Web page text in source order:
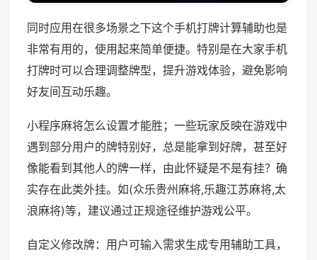
同时应用在很多场景之下这个手机打牌计算辅助也是
非常有用的，使用起来简单便捷。特别是在大家手机
打牌时可以合理调整牌型，提升游戏体验，避免影响
好友间互动乐趣。
小程序麻将怎么设置才能胜；一些玩家反映在游戏中
遇到部分用户的牌特别好，总是能拿到好牌，甚至好
像能看到其他人的牌一样，由此怀疑是不是有挂？确
实存在此类外挂。如(众乐贵州麻将,乐趣江苏麻将,太
浪麻将)等，建议通过正规途径维护游戏公平。
自定义修改牌：用户可输入需求生成专用辅助工具，